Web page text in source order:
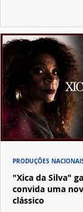
"Xica da Silva"
convida uma
clássico
PRODUÇÕES